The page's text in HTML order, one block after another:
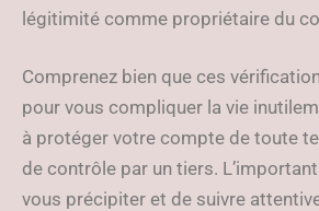
légitimité comme propriétaire du
Comprenez bien que ces
pour vous compliquer la vie
à protéger votre compte de toute
de contrôle par un tiers.
vous précipiter et de suivre